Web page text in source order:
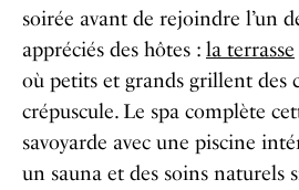
soirée avant de rejoindre l’un
appréciés des hôtes : la terrasse
où petits et grands grillent des
crépuscule. Le spa complète
savoyarde avec une piscine
un sauna et des soins naturels